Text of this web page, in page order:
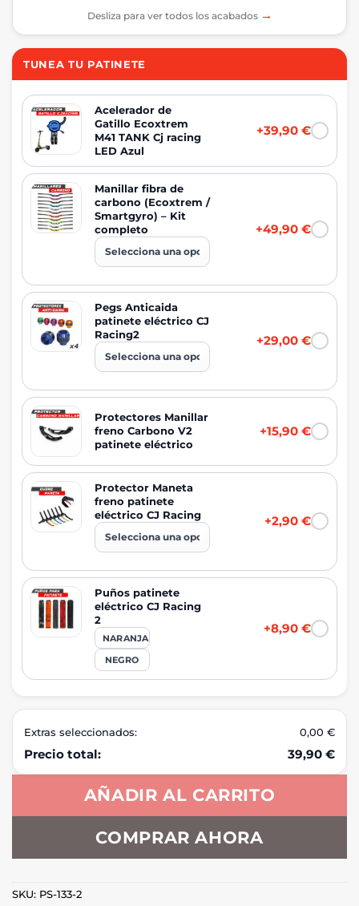
Desliza para ver todos los acabados →
TUNEA TU PATINETE
Acelerador de
Gatillo Ecoxtrem
M41 TANK Cj racing
LED Azul
+39,90 €
Manillar fibra de
carbono (Ecoxtrem /
Smartgyro) – Kit
completo
+49,90 €
Pegs Anticaida
patinete eléctrico CJ
Racing2
+29,00 €
Protectores Manillar
freno Carbono V2
patinete eléctrico
+15,90 €
Protector Maneta
freno patinete
eléctrico CJ Racing
+2,90 €
Puños patinete
eléctrico CJ Racing
2
NARANJA
NEGRO
+8,90 €
Extras seleccionados: 0,00 €
Precio total: 39,90 €
AÑADIR AL CARRITO
COMPRAR AHORA
SKU: PS-133-2